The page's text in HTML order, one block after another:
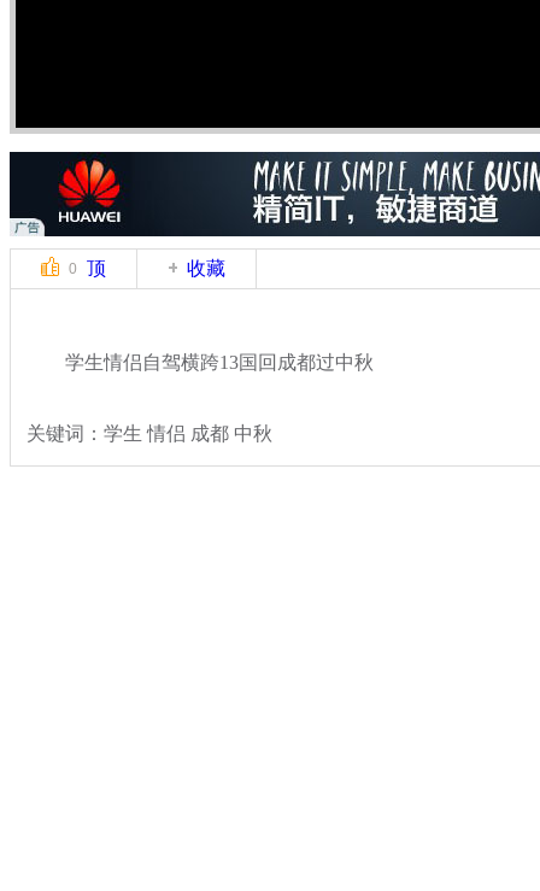
0 顶 收藏
学生情侣自驾横跨13国回成都过中秋
关键词：学生 情侣 成都 中秋